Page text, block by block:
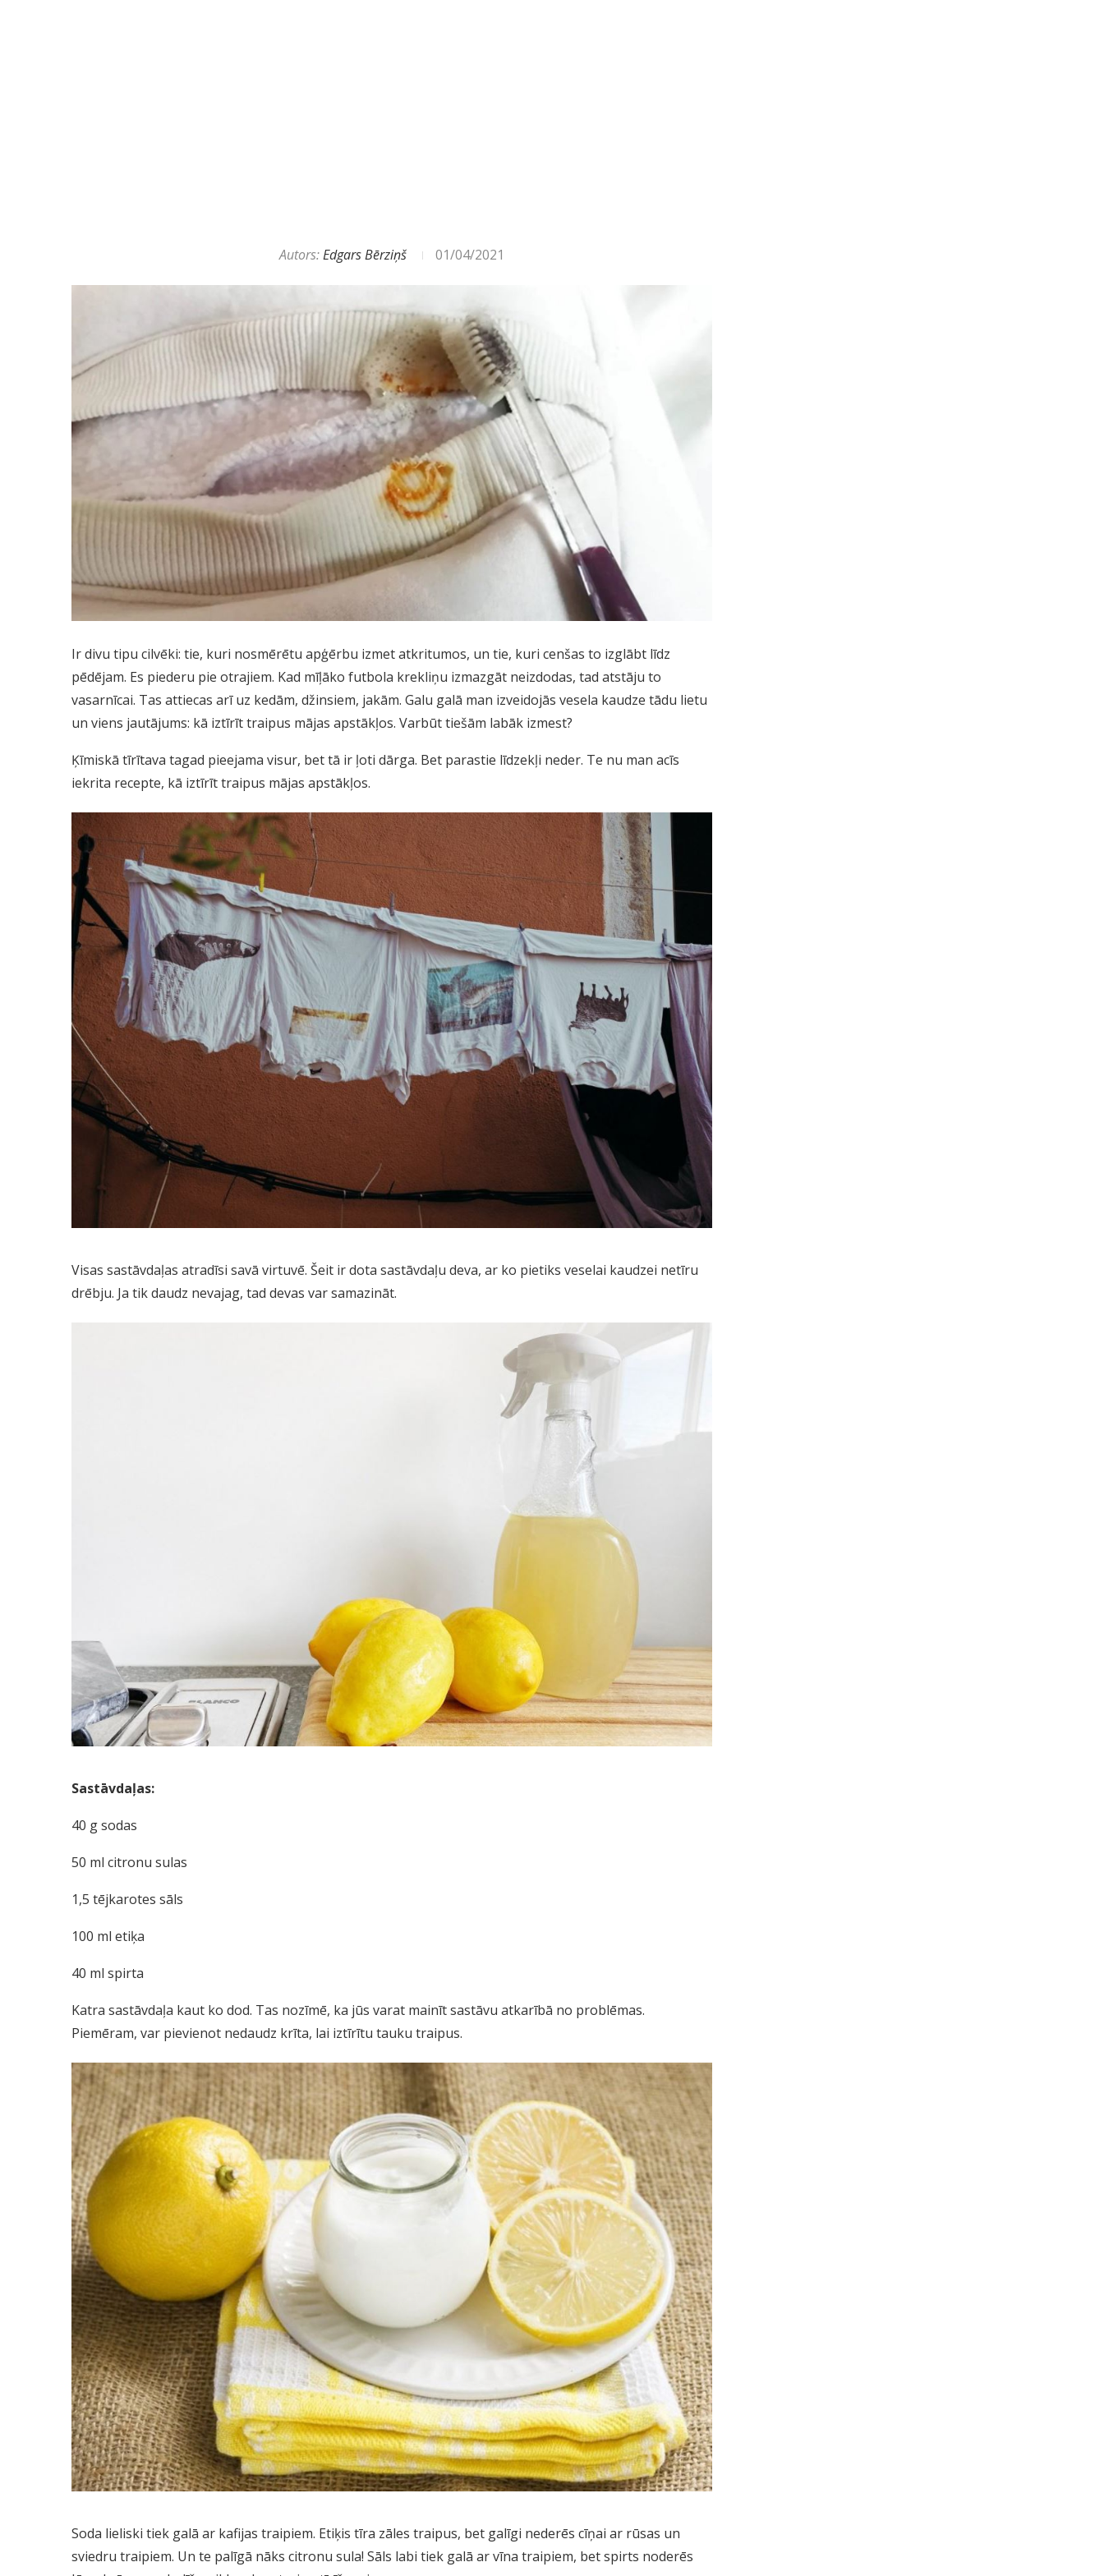
Autors:Edgars Bērziņš 01/04/2021
Ir divu tipu cilvēki: tie, kuri nosmērētu apģērbu izmet atkritumos, un tie, kuri cenšas to izglābt līdz
pēdējam. Es piederu pie otrajiem. Kad mīļāko futbola krekliņu izmazgāt neizdodas, tad atstāju to
vasarnīcai. Tas attiecas arī uz kedām, džinsiem, jakām. Galu galā man izveidojās vesela kaudze tādu lietu
un viens jautājums: kā iztīrīt traipus mājas apstākļos. Varbūt tiešām labāk izmest?
Ķīmiskā tīrītava tagad pieejama visur, bet tā ir ļoti dārga. Bet parastie līdzekļi neder. Te nu man acīs
iekrita recepte, kā iztīrīt traipus mājas apstākļos.
Visas sastāvdaļas atradīsi savā virtuvē. Šeit ir dota sastāvdaļu deva, ar ko pietiks veselai kaudzei netīru
drēbju. Ja tik daudz nevajag, tad devas var samazināt.
Sastāvdaļas:
40 g sodas
50 ml citronu sulas
1,5 tējkarotes sāls
100 ml etiķa
40 ml spirta
Katra sastāvdaļa kaut ko dod. Tas nozīmē, ka jūs varat mainīt sastāvu atkarībā no problēmas.
Piemēram, var pievienot nedaudz krīta, lai iztīrītu tauku traipus.
Soda lieliski tiek galā ar kafijas traipiem. Etiķis tīra zāles traipus, bet galīgi nederēs cīņai ar rūsas un
sviedru traipiem. Un te palīgā nāks citronu sula! Sāls labi tiek galā ar vīna traipiem, bet spirts noderēs